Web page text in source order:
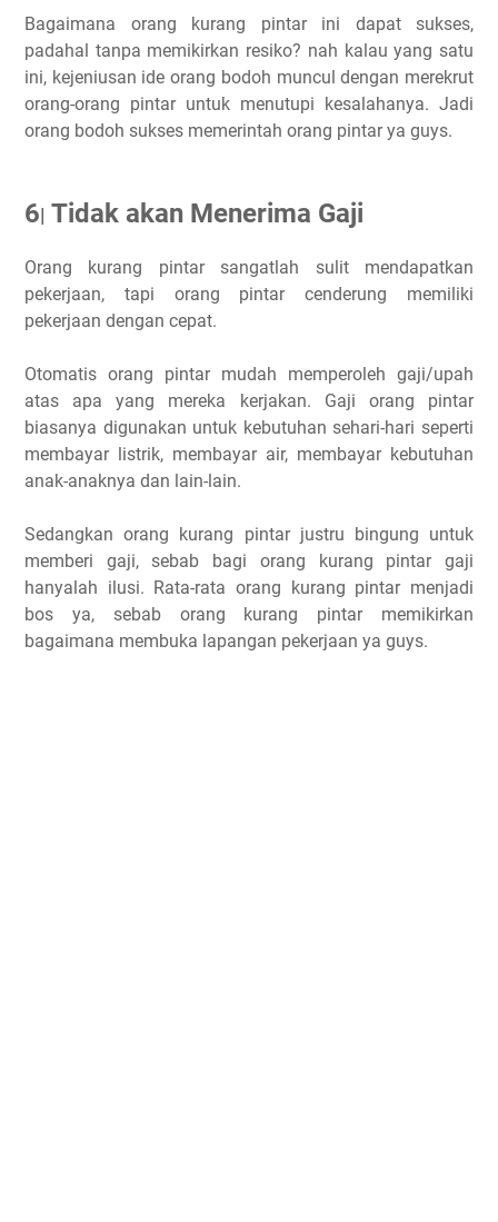
Bagaimana orang kurang pintar ini dapat sukses,
padahal tanpa memikirkan resiko? nah kalau yang satu
ini, kejeniusan ide orang bodoh muncul dengan merekrut
orang-orang pintar untuk menutupi kesalahanya. Jadi
orang bodoh sukses memerintah orang pintar ya guys.
6| Tidak akan Menerima Gaji
Orang kurang pintar sangatlah sulit mendapatkan
pekerjaan, tapi orang pintar cenderung memiliki
pekerjaan dengan cepat.
Otomatis orang pintar mudah memperoleh gaji/upah
atas apa yang mereka kerjakan. Gaji orang pintar
biasanya digunakan untuk kebutuhan sehari-hari seperti
membayar listrik, membayar air, membayar kebutuhan
anak-anaknya dan lain-lain.
Sedangkan orang kurang pintar justru bingung untuk
memberi gaji, sebab bagi orang kurang pintar gaji
hanyalah ilusi. Rata-rata orang kurang pintar menjadi
bos ya, sebab orang kurang pintar memikirkan
bagaimana membuka lapangan pekerjaan ya guys.